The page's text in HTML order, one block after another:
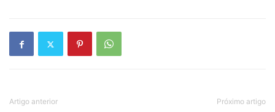
Artigo anterior Próximo artigo